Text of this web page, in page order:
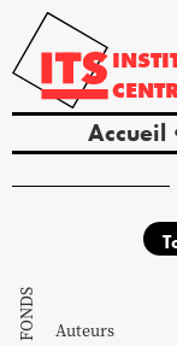
Accueil
FONDS Auteurs